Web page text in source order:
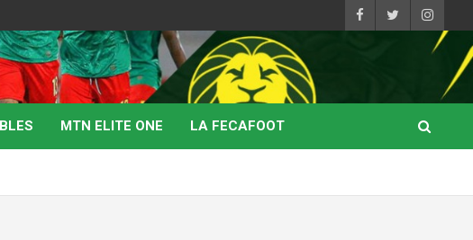
MTN ELITE ONE LA FECAFOOT